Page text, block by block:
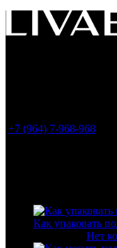
+7 (964) 7-968-968
Как упаковать
Нет